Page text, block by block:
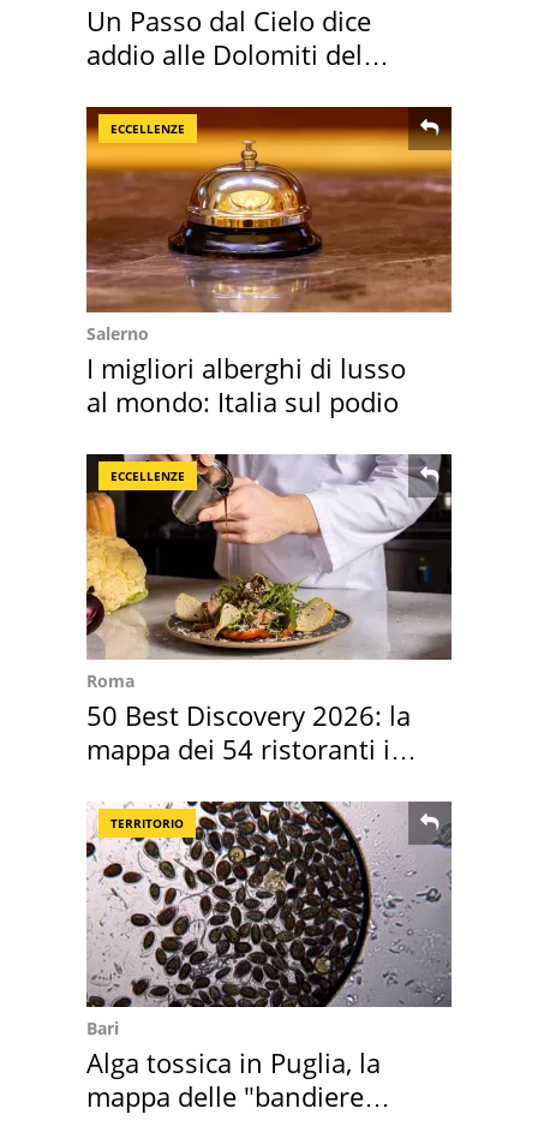
Un Passo dal Cielo dice
addio alle Dolomiti del
ECCELLENZE
Salerno
I migliori alberghi di lusso
al mondo: Italia sul podio
ECCELLENZE
Roma
50 Best Discovery 2026: la
mappa dei 54 ristoranti in
TERRITORIO
Bari
Alga tossica in Puglia, la
mappa delle "bandiere